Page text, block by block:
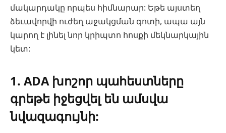
մակարդակը որպես հիմնարար: Եթե այստեղ
ձեւավորվի ուժեղ աջակցման գոտի, ապա այն
կարող է լինել նոր կրիպտո հոսքի մեկնարկային
կետ:
1. ADA խոշոր պահեստները
գրեթե իջեցվել են ամսվա
նվազագույնի: